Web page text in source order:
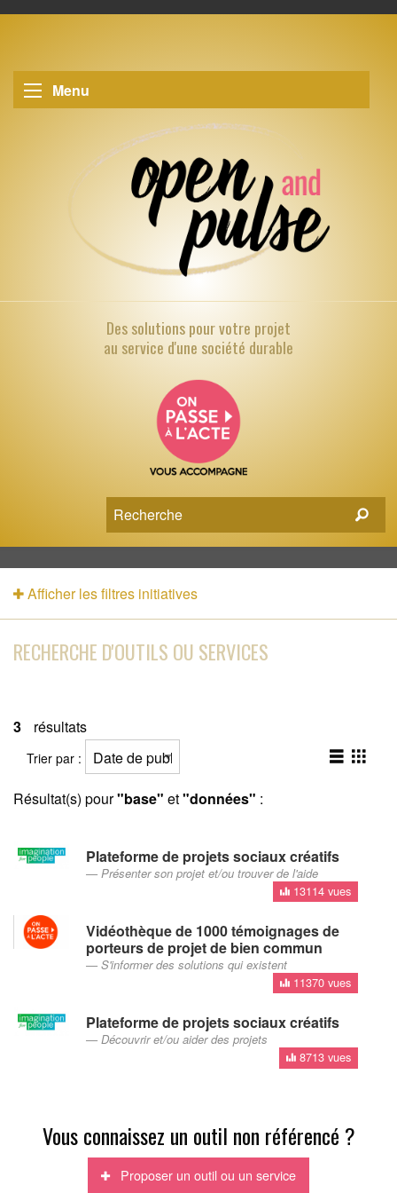
Menu
Des solutions pourvotre projet
au service d'une société durable
Afficher les filtres initiatives
RECHERCHE D'OUTILS OU SERVICES
3 résultats
Trier par :
Résultat(s) pour"base" et"données" :
Plateforme de projets sociaux créatifs
Présenter son projet et/ou trouver de l'aide
13114 vues
Vidéothèque de 1000 témoignages de
porteurs de projet de bien commun
S'informer des solutions qui existent
11370 vues
Plateforme de projets sociaux créatifs
Découvrir et/ou aider des projets
8713 vues
Vous connaissez un outil non référencé ?
Proposer un outil ou un service